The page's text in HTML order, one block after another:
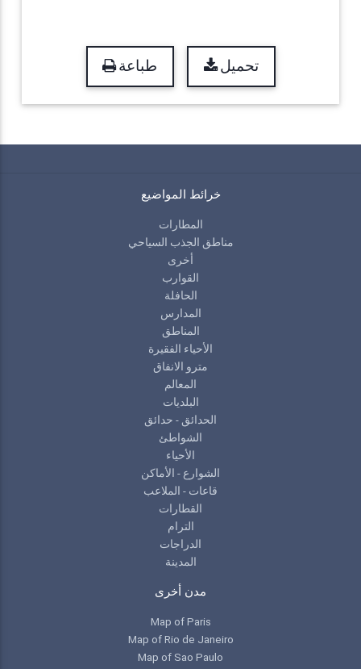
طباعة تحميل
خرائط المواضيع
المطارات
مناطق الجذب السياحي
أخرى
القوارب
الحافلة
المدارس
المناطق
الأحياء الفقيرة
مترو الانفاق
المعالم
البلديات
الحدائق - حدائق
الشواطئ
الأحياء
الشوارع - الأماكن
قاعات - الملاعب
القطارات
الترام
الدراجات
المدينة
مدن أخرى
Map of Paris
Map of Rio de Janeiro
Map of Sao Paulo